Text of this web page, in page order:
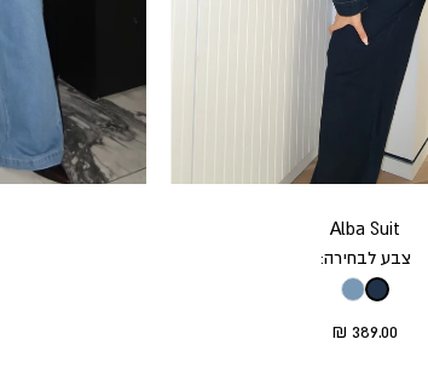
Alba Suit
צבע לבחירה:
Translation missing: he.product.general.sale_price
389.00 ₪